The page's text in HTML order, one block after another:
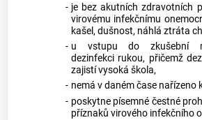
- je bez akutních zdravotních
virovému infekčnímu
kašel, dušnost, náhlá ztráta
- u vstupu do zkušební
dezinfekci rukou, přičemž
zajistí vysoká škola,
- nemá v daném čase nařízeno
- poskytne písemné čestné
příznaků virového infekčního